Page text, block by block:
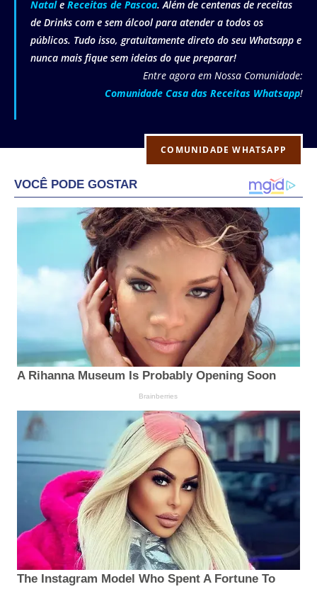
Natale Receitas de Pascoa. Além de centenas de receitas
de Drinks com e sem álcool para atender a todos os
públicos. Tudo isso, gratuitamente direto do seu Whatsapp e
nunca mais fique sem ideias do que preparar!
Entre agora em Nossa Comunidade:
Comunidade Casa das Receitas Whatsapp!
COMUNIDADE WHATSAPP